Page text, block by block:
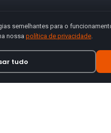
semelhantes para o
nossa política de privacidade.
tudo